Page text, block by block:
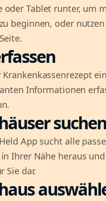
oder Tablet runter, um
beginnen, oder
Krankenkassenrezept
Informationen
suchen
App sucht alle
Ihrer Nähe heraus
Sie dar.